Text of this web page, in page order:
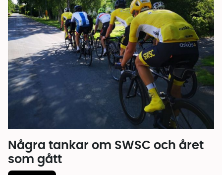
Några tankar om SWSC och året
som gått